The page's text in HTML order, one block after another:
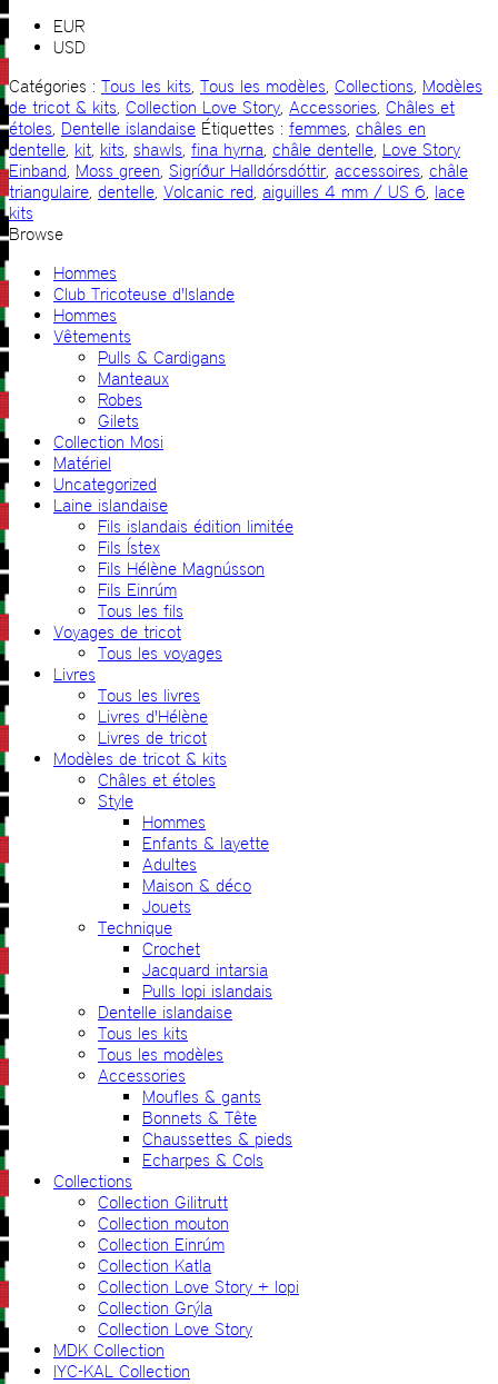
EUR
USD
Catégories : Tous les kits, Tous les modèles, Collections, Modèles
de tricot & kits, Collection Love Story, Accessories, Châles et
étoles, Dentelle islandaise Étiquettes : femmes, châles en
dentelle, kit, kits, shawls, fina hyrna, châle dentelle, Love Story
Einband, Moss green, Sigríður Halldórsdóttir, accessoires, châle
triangulaire, dentelle, Volcanic red, aiguilles 4 mm / US 6, lace
kits
Browse
Hommes
Club Tricoteuse d'Islande
Hommes
Vêtements
Pulls & Cardigans
Manteaux
Robes
Gilets
Collection Mosi
Matériel
Uncategorized
Laine islandaise
Fils islandais édition limitée
Fils Ístex
Fils Hélène Magnússon
Fils Einrúm
Tous les fils
Voyages de tricot
Tous les voyages
Livres
Tous les livres
Livres d'Hélène
Livres de tricot
Modèles de tricot & kits
Châles et étoles
Style
Hommes
Enfants & layette
Adultes
Maison & déco
Jouets
Technique
Crochet
Jacquard intarsia
Pulls lopi islandais
Dentelle islandaise
Tous les kits
Tous les modèles
Accessories
Moufles & gants
Bonnets & Tête
Chaussettes & pieds
Echarpes & Cols
Collections
Collection Gilitrutt
Collection mouton
Collection Einrúm
Collection Katla
Collection Love Story + lopi
Collection Grýla
Collection Love Story
MDK Collection
IYC-KAL Collection